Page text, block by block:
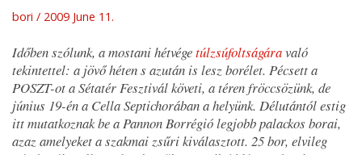
bori 2009 June 11.
Időben szólunk, a mostani hétvégetúlzsúfoltságáravaló
tekintettel: a jövő héten s azután is lesz borélet. Pécsett a
POSZT-ot a Sétatér Fesztivál követi, a téren fröccsözünk, de
június 19-én a Cella Septichorában a helyünk. Délutántól estig
itt mutatkoznak be a Pannon Borrégió legjobb palackos borai,
azaz amelyeket a szakmai zsűri kiválasztott. 25 bor, elvileg